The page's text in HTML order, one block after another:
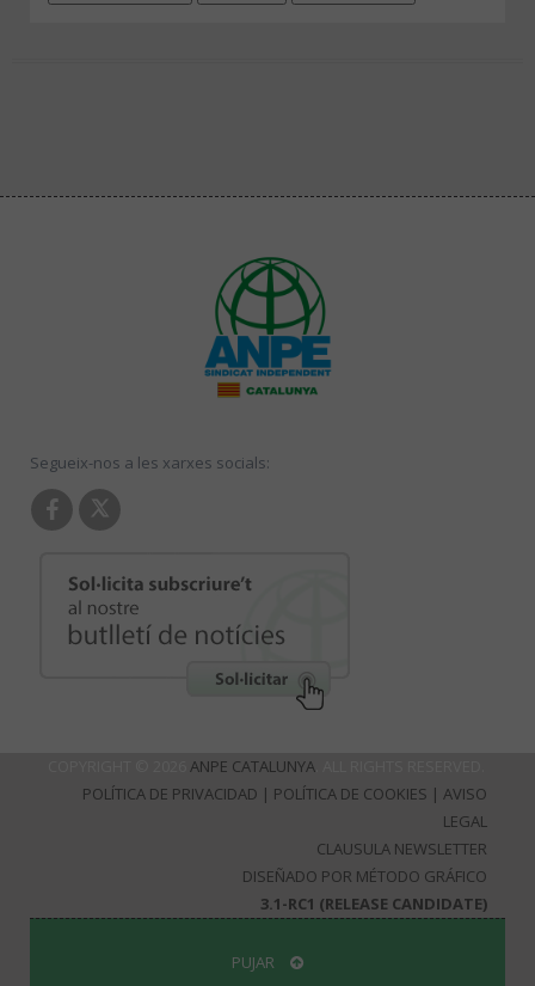
Segueix-nos a les xarxes socials:
ANPE CATALUNYA
POLÍTICA DE PRIVACIDAD | POLÍTICA DE COOKIES | AVISO
LEGAL
CLAUSULA NEWSLETTER
DISEÑADO POR MÉTODO GRÁFICO
3.1-RC1 (RELEASE CANDIDATE)
PUJAR